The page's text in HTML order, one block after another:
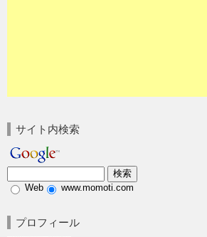
サイト内検索
Web www.momoti.com
プロフィール